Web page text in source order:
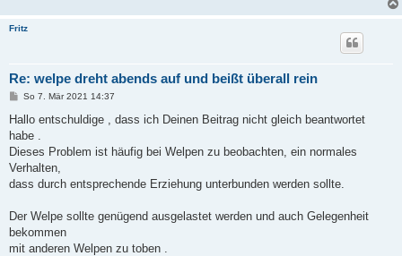
Fritz
Re: welpe dreht abends auf und beißt überall rein
B
i
r
a
So 7. Mär 2021 14:37
Hallo entschuldige , dass ich Deinen Beitrag nicht gleich beantwortet
habe .
Dieses Problem ist häufig bei Welpen zu beobachten, ein normales
Verhalten,
dass durch entsprechende Erziehung unterbunden werden sollte.
Der Welpe sollte genügend ausgelastet werden und auch Gelegenheit
bekommen
mit anderen Welpen zu toben .